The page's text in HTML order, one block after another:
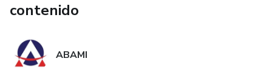
contenido
ABAMI